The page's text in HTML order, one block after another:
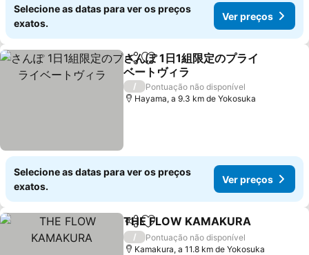
Selecione as datas para ver os preços
exatos.
Ver preços
PartilharAdicionar aos favoritos
さんぽ 1日1組限定のプライ
ベートヴィラ
Ver preços
/
Pontuação não disponível
Hayama, a 9.3 km de Yokosuka
Selecione as datas para ver os preços
exatos.
Ver preços
PartilharAdicionar aos favoritos
THE FLOW KAMAKURA
/
Pontuação não disponível
Kamakura, a 11.8 km de Yokosuka